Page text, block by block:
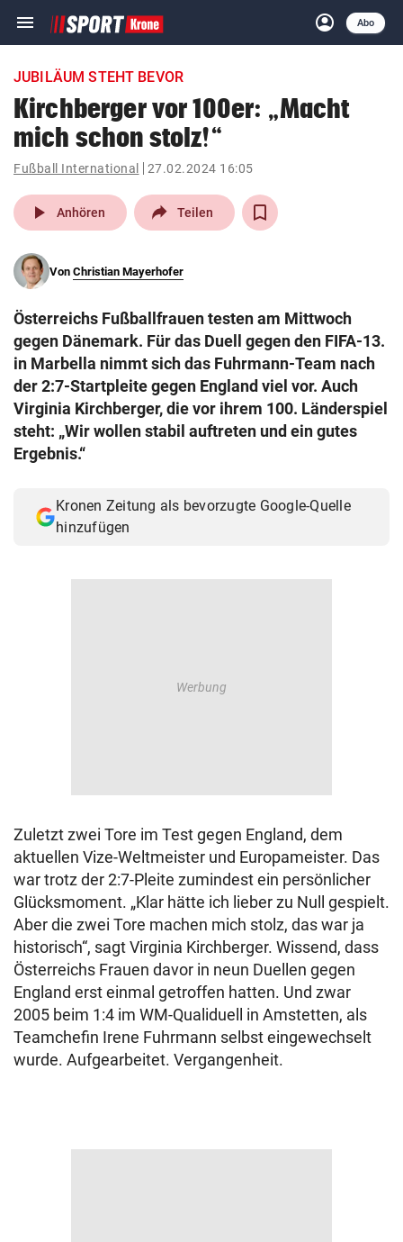
menu Navigation
ein-/ausklappen
account_circle
Anmelden
Abo
close Schließen
account_circle Anmelden
pin_drop
Wien arrow_right
search
eingeben
© Krone Multimedia GmbH & Co KG 2026
Muthgasse 2, 1190 Wien
JUBILÄUM STEHT BEVOR
Kirchberger vor 100er: „Macht
mich schon stolz!“
Fußball International 27.02.2024 16:05
play_arrow Anhören Teilen
Von Christian Mayerhofer
Österreichs Fußballfrauen testen am Mittwoch
gegen Dänemark. Für das Duell gegen den FIFA-13.
in Marbella nimmt sich das Fuhrmann-Team nach
der 2:7-Startpleite gegen England viel vor. Auch
Virginia Kirchberger, die vor ihrem 100. Länderspiel
steht: „Wir wollen stabil auftreten und ein gutes
Ergebnis.“
Kronen Zeitung als bevorzugte Google-Quelle
hinzufügen
Zuletzt zwei Tore im Test gegen England, dem
aktuellen Vize-Weltmeister und Europameister. Das
war trotz der 2:7-Pleite zumindest ein persönlicher
Glücksmoment. „Klar hätte ich lieber zu Null gespielt.
Aber die zwei Tore machen mich stolz, das war ja
historisch“, sagt Virginia Kirchberger. Wissend, dass
Österreichs Frauen davor in neun Duellen gegen
England erst einmal getroffen hatten. Und zwar
2005 beim 1:4 im WM-Qualiduell in Amstetten, als
Teamchefin Irene Fuhrmann selbst eingewechselt
wurde. Aufgearbeitet. Vergangenheit.